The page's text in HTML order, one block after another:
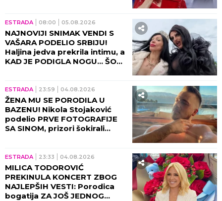
ESTRADA 08:00 05.08.2026
NAJNOVIJI SNIMAK VENDI S
VAŠARA PODELIO SRBIJU!
Haljina jedva prekrila intimu, a
KAD JE PODIGLA NOGU... ŠOK!
ESTRADA 23:59 04.08.2026
ŽENA MU SE PORODILA U
BAZENU! Nikola Stojaković
podelio PRVE FOTOGRAFIJE
SA SINOM, prizori šokirali
ESTRADA 23:33 04.08.2026
MILICA TODOROVIĆ
PREKINULA KONCERT ZBOG
NAJLEPŠIH VESTI: Porodica
bogatija ZA JOŠ JEDNOG